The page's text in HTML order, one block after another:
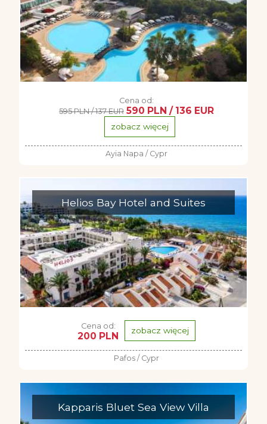
Cena od:
595 PLN / 137 EUR 590 PLN / 136 EUR
zobacz więcej
Ayia Napa / Cypr
Helios Bay Hotel and Suites
Cena od:
200 PLN zobacz więcej
Pafos / Cypr
Kapparis Bluet Sea View Villa